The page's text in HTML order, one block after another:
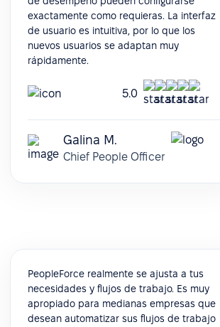
exactamente como requieras. La interfaz
de usuario es intuitiva, por lo que los
nuevos usuarios se adaptan muy
rápidamente.
5.0
Galina M.
Chief People Officer
PeopleForce realmente se ajusta a tus
necesidades y flujos de trabajo. Es muy
apropiado para medianas empresas que
desean automatizar sus flujos de trabajo